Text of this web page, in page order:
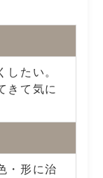
したい。
きて気に
・形に治